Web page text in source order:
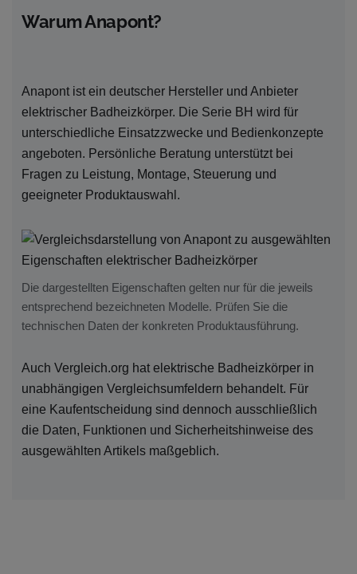
Warum Anapont?
Anapont ist ein deutscher Hersteller und Anbieter
elektrischer Badheizkörper. Die Serie BH wird für
unterschiedliche Einsatzzwecke und Bedienkonzepte
angeboten. Persönliche Beratung unterstützt bei
Fragen zu Leistung, Montage, Steuerung und
geeigneter Produktauswahl.
Die dargestellten Eigenschaften gelten nur für die jeweils
entsprechend bezeichneten Modelle. Prüfen Sie die
technischen Daten der konkreten Produktausführung.
Auch Vergleich.org hat elektrische Badheizkörper in
unabhängigen Vergleichsumfeldern behandelt. Für
eine Kaufentscheidung sind dennoch ausschließlich
die Daten, Funktionen und Sicherheitshinweise des
ausgewählten Artikels maßgeblich.